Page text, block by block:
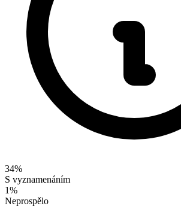
34%
S vyznamenáním
1%
Neprospělo